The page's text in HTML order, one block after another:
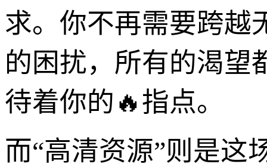
求。你不再需要跨越
的困扰，所有的渴望
待着你的🔥指点。
而“高清资源”则是这